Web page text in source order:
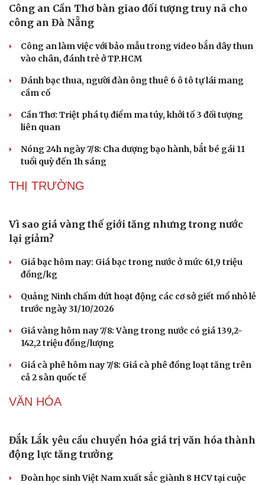
THỂ THAO
bảng ASEAN Cup 2026
ASEAN Cup
Quang Hải có duyên đặc biệt với cặp đấu ĐT Việt Nam vs
ĐT Campuchia
Nhập môn Pickleball: Hướng dẫn kỹ thuật Speed up
Backhand hai tay
Dự đoán kết quả và đội hình ra sân trận Singapore vs
Indonesia ASEAN Cup 2026
PHÁP LUẬT
công an Đà Nẵng
vào chân, đánh trẻ ở TP.HCM
Đánh bạc thua, người đàn ông thuê 6 ô tô tự lái mang
cầm cố